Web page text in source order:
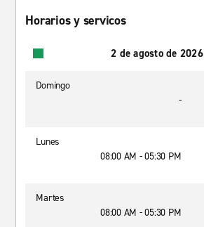
Horarios y servicos
2 de agosto de 2026
Domingo
-
Lunes
08:00 AM - 05:30 PM
Martes
08:00 AM - 05:30 PM